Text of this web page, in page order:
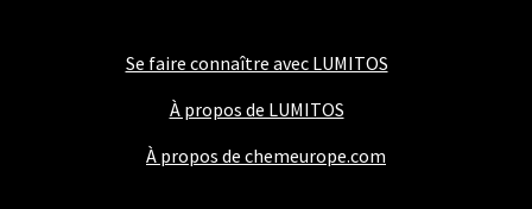
Se faire connaître avec LUMITOS
À propos de LUMITOS
À propos de chemeurope.com